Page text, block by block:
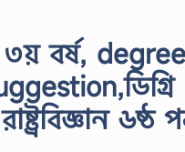
৩য় বর্ষ,
৩য়